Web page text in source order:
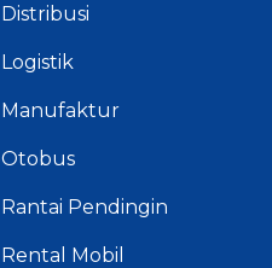
Distribusi
Logistik
Manufaktur
Otobus
Rantai Pendingin
Rental Mobil